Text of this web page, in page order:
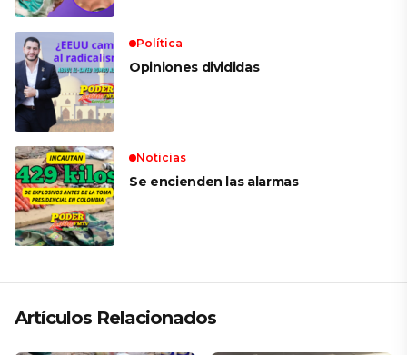
Política
Opiniones divididas
Noticias
Se encienden las alarmas
Artículos Relacionados